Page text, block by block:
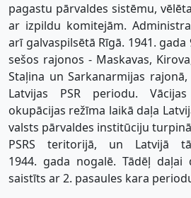
pagastu pārvaldes sistēmu,
ar izpildu komitejām.
arī galvaspilsētā Rīgā. 1941.
sešos rajonos - Maskavas,
Staļina un Sarkanarmijas
Latvijas PSR periodu. Vācijas
okupācijas režīma laikā daļa
valsts pārvaldes institūciju
PSRS teritorijā, un Latvijā
1944. gada nogalē. Tādēļ daļai
saistīts ar 2. pasaules kara